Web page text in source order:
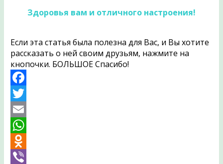
Здоровья вам и отличного настроения!
Если эта статья была полезна для Вас, и Вы хотите
рассказать о ней своим друзьям, нажмите на
кнопочки. БОЛЬШОЕ Спасибо!
Facebook
Twitter
Email
WhatsApp
Odnoklassniki